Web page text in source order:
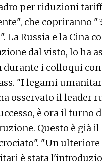
per riduzioni
che copriranno
La Russia e la Cina
dal visto, lo ha
i colloqui
"I legami
osservato il leader
è ora il turno
Questo è già
"Un
è stata